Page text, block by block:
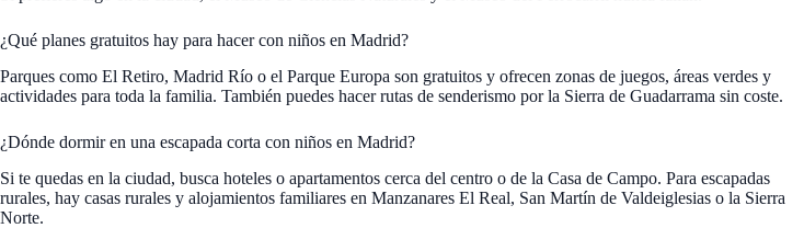
¿Qué planes gratuitos hay para hacer con niños en Madrid?
Parques como El Retiro, Madrid Río o el Parque Europa son gratuitos y ofrecen zonas de juegos, áreas verdes y
actividades para toda la familia. También puedes hacer rutas de senderismo por la Sierra de Guadarrama sin coste.
¿Dónde dormir en una escapada corta con niños en Madrid?
Si te quedas en la ciudad, busca hoteles o apartamentos cerca del centro o de la Casa de Campo. Para escapadas
rurales, hay casas rurales y alojamientos familiares en Manzanares El Real, San Martín de Valdeiglesias o la Sierra
Norte.